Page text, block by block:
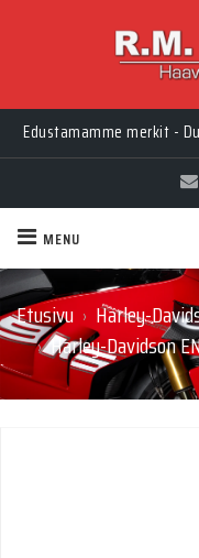
Edustamamme merkit -
MENU
Etusivu › Harley-
› Harley-Davidson